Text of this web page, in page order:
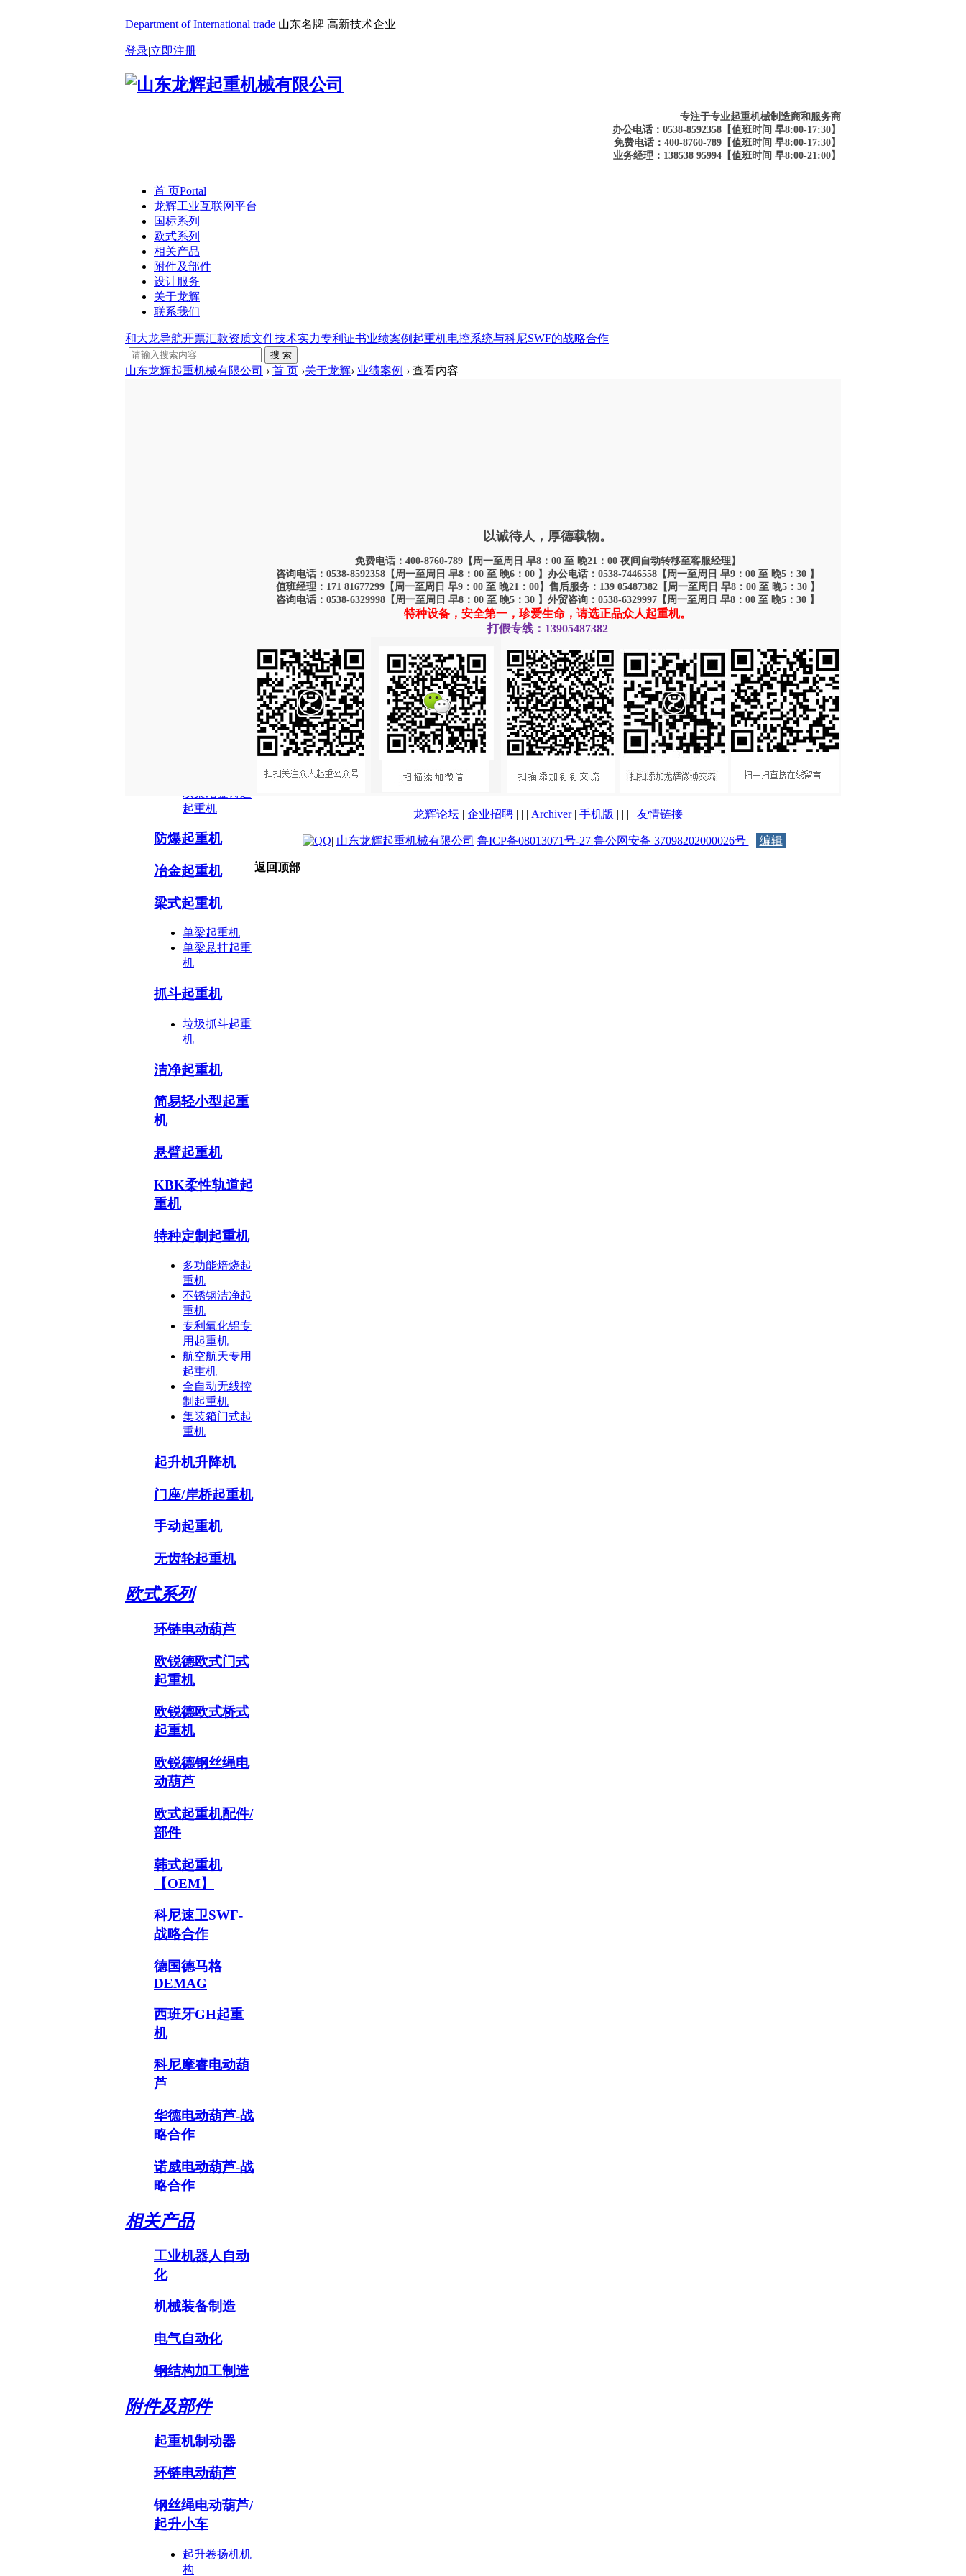
Department of International trade 山东名牌 高新技术企业
登录|立即注册
专注于专业起重机械制造商和服务商
办公电话：0538-8592358【值班时间 早8:00-17:30】
免费电话：400-8760-789【值班时间 早8:00-17:30】
业务经理：138538 95994【值班时间 早8:00-21:00】
首 页Portal
龙辉工业互联网平台
国标系列
欧式系列
相关产品
附件及部件
设计服务
关于龙辉
联系我们
和大龙导航开票汇款资质文件技术实力专利证书业绩案例 起重机电控系统与科尼SWF的战略合作
搜 索
山东龙辉起重机械有限公司 › 首 页 ›关于龙辉› 业绩案例 › 查看内容
双梁冶金铸造
起重机
防爆起重机
冶金起重机
梁式起重机
单梁起重机
单梁悬挂起重
机
抓斗起重机
垃圾抓斗起重
机
洁净起重机
简易轻小型起重
机
悬臂起重机
KBK柔性轨道起
重机
特种定制起重机
多功能焙烧起
重机
不锈钢洁净起
重机
专利氧化铝专
用起重机
航空航天专用
起重机
全自动无线控
制起重机
集装箱门式起
重机
起升机升降机
门座/岸桥起重机
手动起重机
无齿轮起重机
欧式系列
环链电动葫芦
欧锐德欧式门式
起重机
欧锐德欧式桥式
起重机
欧锐德钢丝绳电
动葫芦
欧式起重机配件/
部件
韩式起重机
【OEM】
科尼速卫SWF-
战略合作
德国德马格
DEMAG
西班牙GH起重
机
科尼摩睿电动葫
芦
华德电动葫芦-战
略合作
诺威电动葫芦-战
略合作
相关产品
工业机器人自动
化
机械装备制造
电气自动化
钢结构加工制造
附件及部件
起重机制动器
环链电动葫芦
钢丝绳电动葫芦/
起升小车
起升卷扬机机
构
以诚待人，厚德载物。
免费电话：400-8760-789【周一至周日 早8：00 至 晚21：00 夜间自动转移至客服经理】
咨询电话：0538-8592358【周一至周日 早8：00 至 晚6：00 】办公电话：0538-7446558【周一至周日 早9：00 至 晚5：30 】
值班经理：171 81677299【周一至周日 早9：00 至 晚21：00】售后服务：139 05487382【周一至周日 早8：00 至 晚5：30 】
咨询电话：0538-6329998【周一至周日 早8：00 至 晚5：30 】外贸咨询：0538-6329997【周一至周日 早8：00 至 晚5：30 】
特种设备，安全第一，珍爱生命，请选正品众人起重机。
打假专线：13905487382
龙辉论坛 | 企业招聘 | | | Archiver | 手机版 | | | | 友情链接
| 山东龙辉起重机械有限公司 鲁ICP备08013071号-27 鲁公网安备 37098202000026号 编辑
返回顶部